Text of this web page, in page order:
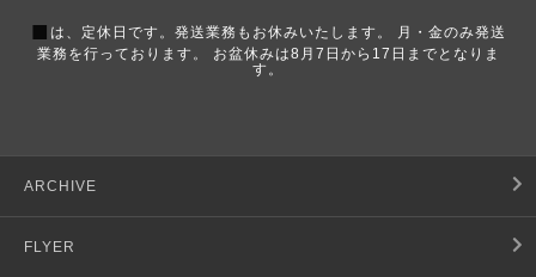
■ は、定休日です。発送業務もお休みいたします。 月・金のみ発送
業務を行っております。 お盆休みは8月7日から17日までとなりま
す。
ARCHIVE
FLYER